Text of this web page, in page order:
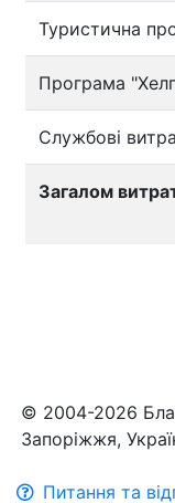
Туристична
Програма
Службові
Загалом
© 2004-2026
Запоріжжя,
Питання та